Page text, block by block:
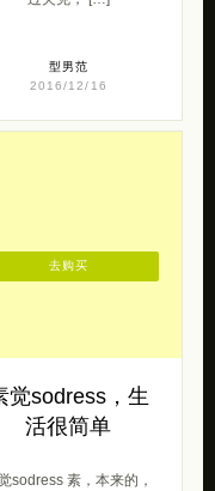
型男范
2016/12/16
觉sodress，生
活很简单
sodress 素，本来的，
去购买